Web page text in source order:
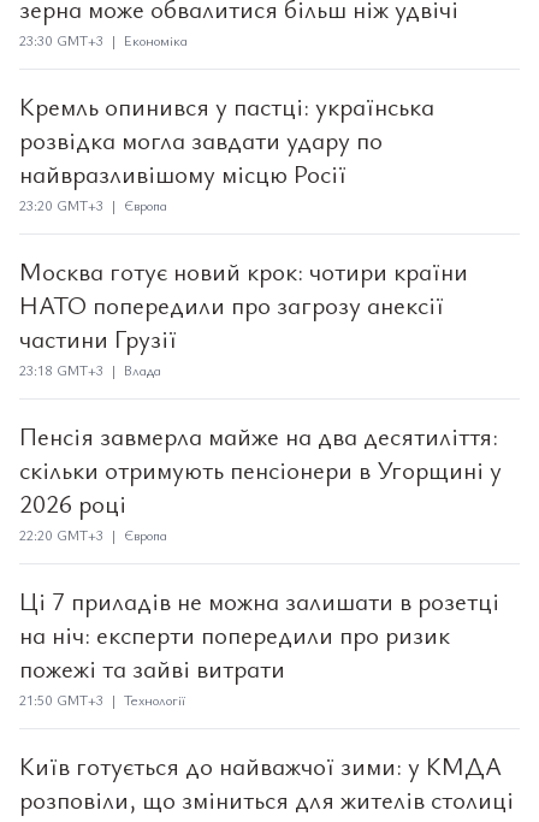
зерна може обвалитися більш ніж удвічі
23:30 GMT+3 | Економіка
Кремль опинився у пастці: українська
розвідка могла завдати удару по
найвразливішому місцю Росії
23:20 GMT+3 | Європа
Москва готує новий крок: чотири країни
НАТО попередили про загрозу анексії
частини Грузії
23:18 GMT+3 | Влада
Пенсія завмерла майже на два десятиліття:
скільки отримують пенсіонери в Угорщині у
2026 році
22:20 GMT+3 | Європа
Ці 7 приладів не можна залишати в розетці
на ніч: експерти попередили про ризик
пожежі та зайві витрати
21:50 GMT+3 | Технології
Київ готується до найважчої зими: у КМДА
розповіли, що зміниться для жителів столиці